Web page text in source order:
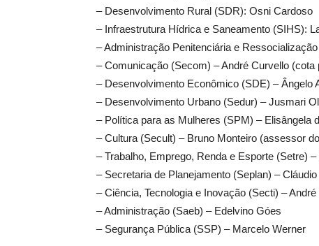
– Desenvolvimento Rural (SDR): Osni Cardoso
– Infraestrutura Hídrica e Saneamento (SIHS):
– Administração Penitenciária e
– Comunicação (Secom) – André Curvello (cota
– Desenvolvimento Econômico (SDE) – Ângelo
– Desenvolvimento Urbano (Sedur) – Jusmari
– Política para as Mulheres (SPM) – Elisângela
– Cultura (Secult) – Bruno Monteiro (assessor
– Trabalho, Emprego, Renda e Esporte (Setre)
– Secretaria de Planejamento (Seplan) –
– Ciência, Tecnologia e Inovação (Secti) –
– Administração (Saeb) – Edelvino Góes
– Segurança Pública (SSP) – Marcelo Werner